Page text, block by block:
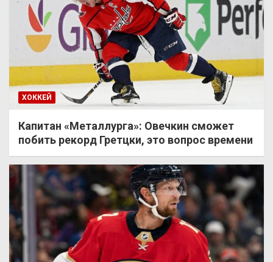
ХОККЕЙ
Капитан «Металлурга»: Овечкин сможет
побить рекорд Гретцки, это вопрос времени